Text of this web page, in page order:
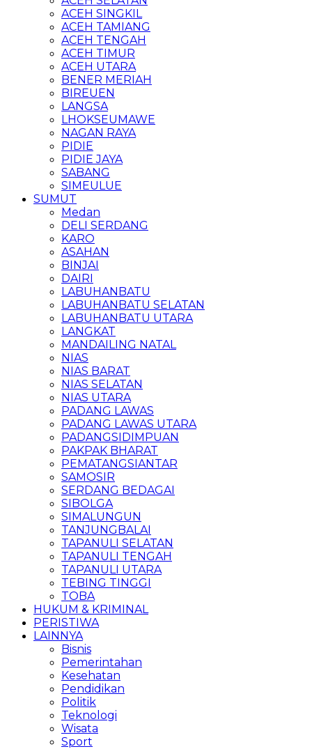
ACEH SINGKIL
ACEH TAMIANG
ACEH TENGAH
ACEH TIMUR
ACEH UTARA
BENER MERIAH
BIREUEN
LANGSA
LHOKSEUMAWE
NAGAN RAYA
PIDIE
PIDIE JAYA
SABANG
SIMEULUE
SUMUT
Medan
DELI SERDANG
KARO
ASAHAN
BINJAI
DAIRI
LABUHANBATU
LABUHANBATU SELATAN
LABUHANBATU UTARA
LANGKAT
MANDAILING NATAL
NIAS
NIAS BARAT
NIAS SELATAN
NIAS UTARA
PADANG LAWAS
PADANG LAWAS UTARA
PADANGSIDIMPUAN
PAKPAK BHARAT
PEMATANGSIANTAR
SAMOSIR
SERDANG BEDAGAI
SIBOLGA
SIMALUNGUN
TANJUNGBALAI
TAPANULI SELATAN
TAPANULI TENGAH
TAPANULI UTARA
TEBING TINGGI
TOBA
HUKUM & KRIMINAL
PERISTIWA
LAINNYA
Bisnis
Pemerintahan
Kesehatan
Pendidikan
Politik
Teknologi
Wisata
Sport